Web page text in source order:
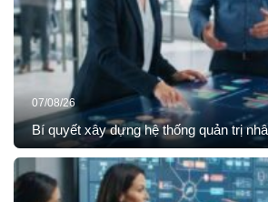
07/08/26
Bí quyết xây dựng hệ thống quản trị